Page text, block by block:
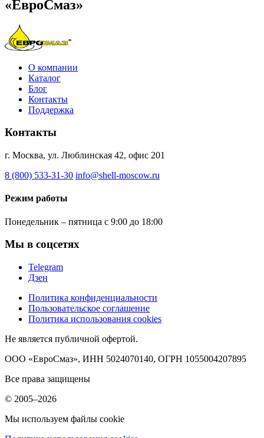
«ЕвроСмаз»
О компании
Каталог
Блог
Контакты
Поддержка
Контакты
г. Москва, ул. Люблинская 42, офис 201
8 (800) 533-31-30 info@shell-moscow.ru
Режим работы
Понедельник – пятница с 9:00 до 18:00
Мы в соцсетях
Telegram
Дзен
Политика конфиденциальности
Пользовательское соглашение
Политика использования cookies
Не является публичной офертой.
ООО «ЕвроСмаз», ИНН 5024070140, ОГРН 1055004207895
Все права защищены
© 2005–2026
Мы используем файлы cookie